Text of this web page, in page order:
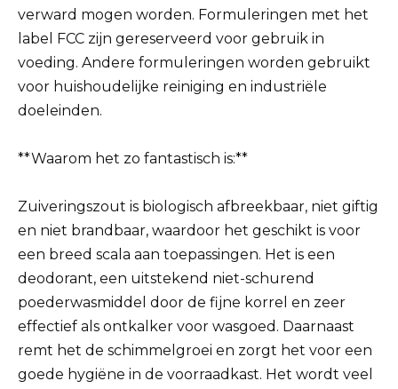
verward mogen worden. Formuleringen met het
label FCC zijn gereserveerd voor gebruik in
voeding. Andere formuleringen worden gebruikt
voor huishoudelijke reiniging en industriële
doeleinden.
**Waarom het zo fantastisch is:**
Zuiveringszout is biologisch afbreekbaar, niet giftig
en niet brandbaar, waardoor het geschikt is voor
een breed scala aan toepassingen. Het is een
deodorant, een uitstekend niet-schurend
poederwasmiddel door de fijne korrel en zeer
effectief als ontkalker voor wasgoed. Daarnaast
remt het de schimmelgroei en zorgt het voor een
goede hygiëne in de voorraadkast. Het wordt veel